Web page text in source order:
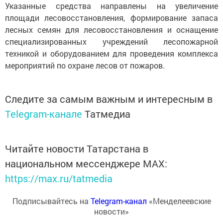
Указанные средства направлены на увеличение
площади лесовосстановления, формирование запаса
лесных семян для лесовосстановления и оснащение
специализированных учреждений лесопожарной
техникой и оборудованием для проведения комплекса
мероприятий по охране лесов от пожаров.
Следите за самым важным и интересным в
Telegram-канале Татмедиа
Читайте новости Татарстана в
национальном мессенджере MАХ:
https://max.ru/tatmedia
Подписывайтесь на Telegram-канал «Менделеевские
новости»